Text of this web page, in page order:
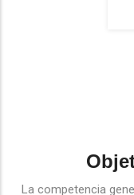
La competencia